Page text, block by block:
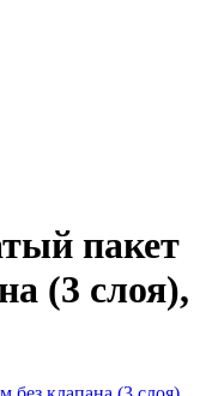
пакет
(3 слоя),